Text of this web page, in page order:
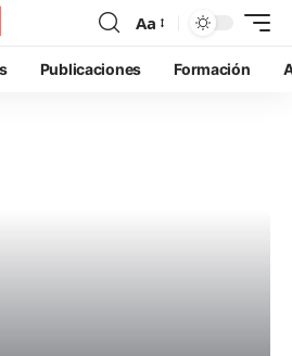
Aa
Publicaciones Formación